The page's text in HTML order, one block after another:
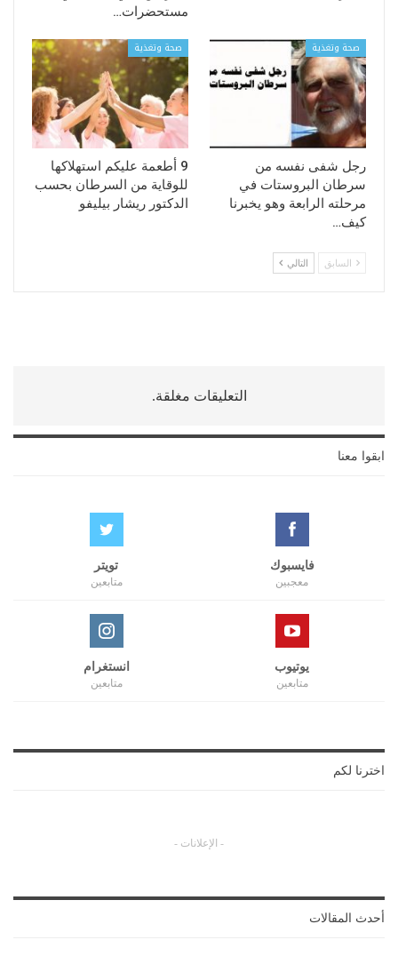
مستحضرات…
صحة وتغذية
رجل شفى نفسه من
سرطان البروستات في
مرحلته الرابعة وهو يخبرنا
كيف…
صحة وتغذية
9 أطعمة عليكم استهلاكها
للوقاية من السرطان بحسب
الدكتور ريشار بيليفو
السابق التالي
التعليقات مغلقة.
ابقوا معنا
فايسبوك
معجبين
تويتر
متابعين
يوتيوب
متابعين
انستغرام
متابعين
اخترنا لكم
- الإعلانات -
أحدث المقالات